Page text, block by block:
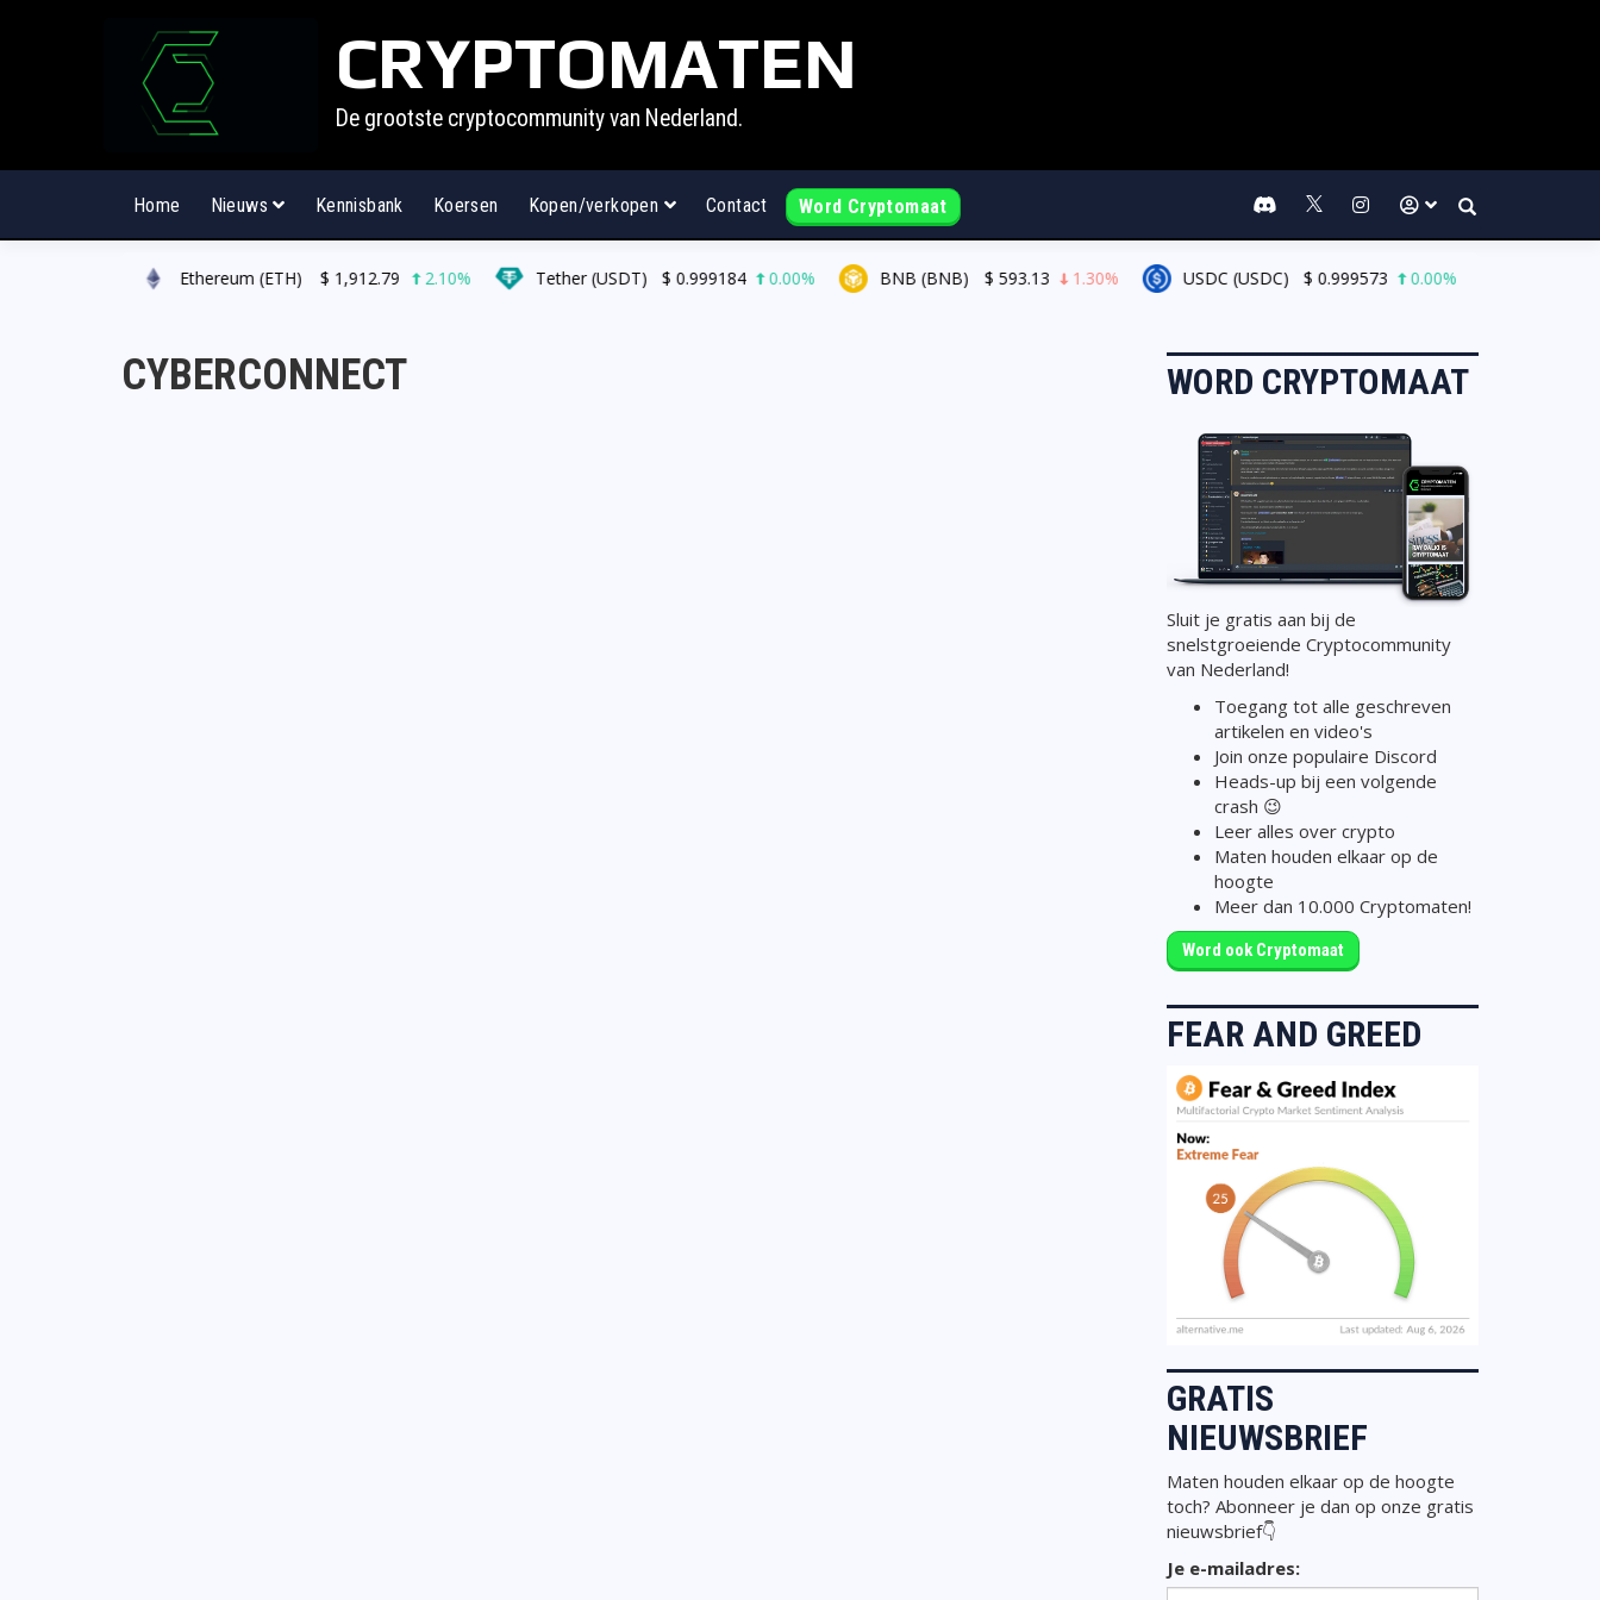
CRYPTOMATEN
De grootste cryptocommunity van Nederland.
Home Nieuws Kennisbank Koersen Kopen/verkopen Contact Word Cryptomaat
Ethereum (ETH) 1,912.79 2.10% Tether (USDT) $ 0.999184 0.00% BNB (BNB) $ 593.13 1.30% USDC (USDC) $ 0.999573 0.00%
CYBERCONNECT WORD CRYPTOMAAT
Sluit je gratis aan bij de
snelstgroeiende Cryptocommunity
van Nederland!
Toegang tot alle geschreven
artikelen en video's
Join onze populaire Discord
Heads-up bij een volgende
crash 😉
Leer alles over crypto
Maten houden elkaar op de
hoogte
Meer dan 10.000 Cryptomaten!
Word ook Cryptomaat
FEAR AND GREED
GRATIS
NIEUWSBRIEF
Maten houden elkaar op de hoogte
toch? Abonneer je dan op onze gratis
nieuwsbrief👇
Je e-mailadres: